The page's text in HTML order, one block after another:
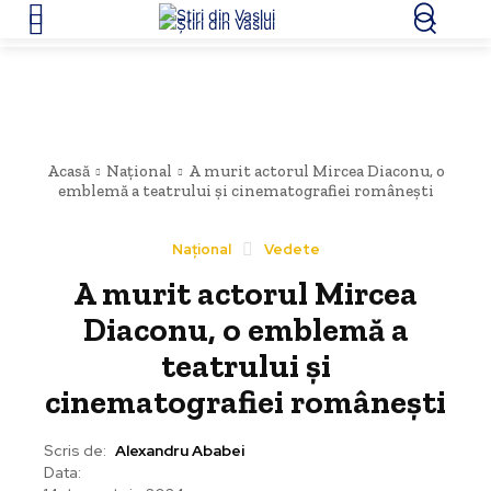
Acasă Național
A murit actorul Mircea Diaconu, o
emblemă a teatrului și cinematografiei românești
Național Vedete
A murit actorul Mircea
Diaconu, o emblemă a
teatrului și
cinematografiei românești
Scris de: Alexandru Ababei
Data: